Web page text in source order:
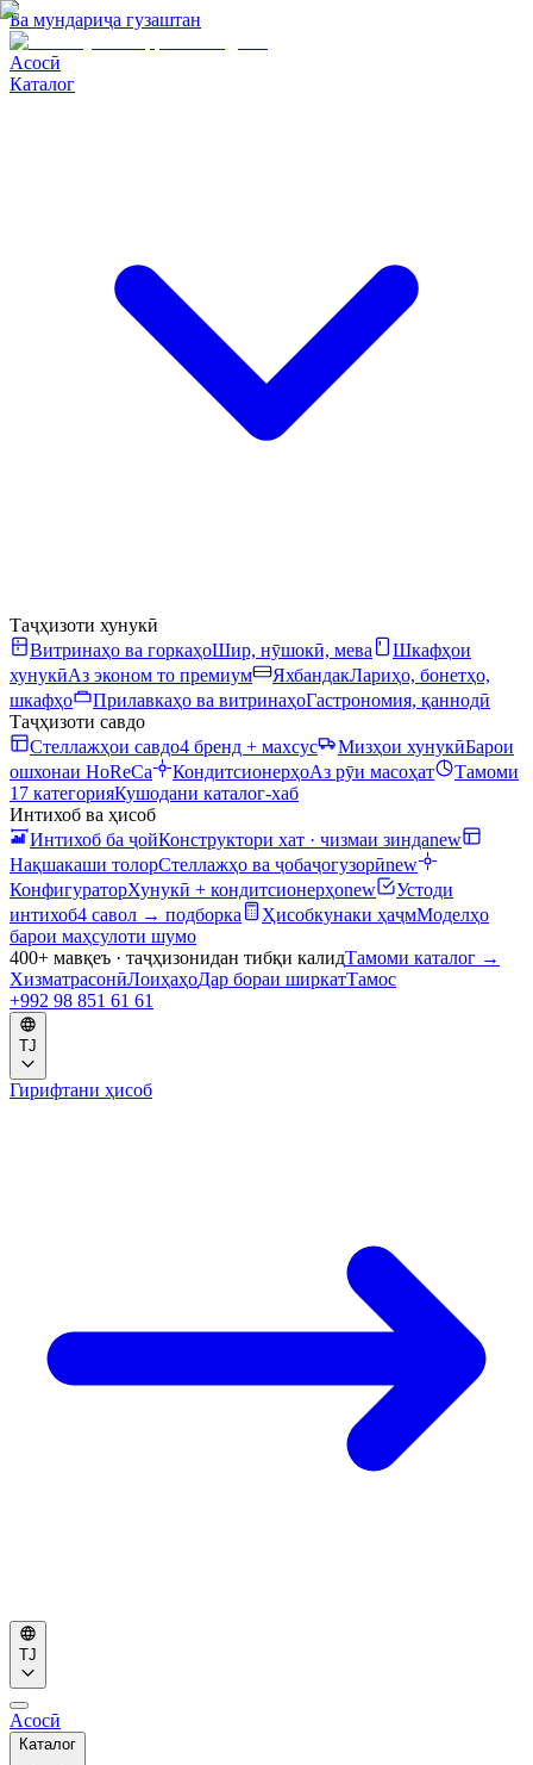
Ба мундариҷа гузаштан
Асосӣ
Каталог
Таҷҳизоти хунукӣ
Витринаҳо ва горкаҳоШир, нӯшокӣ, мева
Шкафҳои
хунукӣАз эконом то премиум ЯхбандакЛариҳо, бонетҳо,
шкафҳо
Прилавкаҳо ва витринаҳоГастрономия, қаннодӣ
Таҷҳизоти савдо
Стеллажҳои савдо4 бренд + махсус Мизҳои хунукӣБарои
ошхонаи HoReCa
КондитсионерҳоАз рӯи масоҳат
Тамоми
17 категорияКушодани каталог-хаб
Интихоб ва ҳисоб
Интихоб ба ҷойКонструктори хат · чизмаи зиндаnew
Нақшакаши толорСтеллажҳо ва ҷобаҷогузорӣnew
КонфигураторХунукӣ + кондитсионерҳоnew
Устоди
интихоб4 савол → подборка Ҳисобкунаки ҳаҷмМоделҳо
барои маҳсулоти шумо
400+ мавқеъ · таҷҳизонидан тибқи калидТамоми каталог →
ХизматрасонӣЛоиҳаҳоДар бораи ширкатТамос
+992 98 851 61 61
TJ
Гирифтани ҳисоб
TJ
Асосӣ
Каталог